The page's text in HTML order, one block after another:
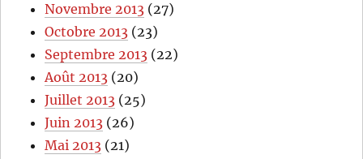
Novembre 2013 (27)
Octobre 2013 (23)
Septembre 2013 (22)
Août 2013 (20)
Juillet 2013 (25)
Juin 2013 (26)
Mai 2013 (21)